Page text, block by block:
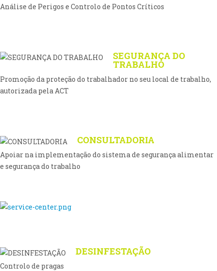
Análise de Perigos e Controlo de Pontos Críticos
SEGURANÇA DO
TRABALHO
Promoção da proteção do trabalhador no seu local de trabalho,
autorizada pela ACT
CONSULTADORIA
Apoiar na implementação do sistema de segurança alimentar
e segurança do trabalho
DESINFESTAÇÃO
Controlo de pragas